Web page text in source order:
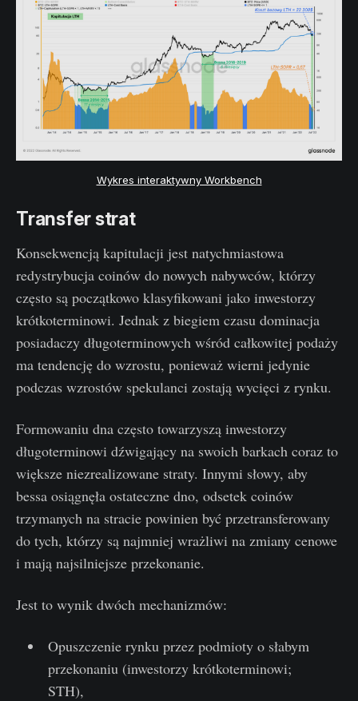
Wykres interaktywny Workbench
Transfer strat
Konsekwencją kapitulacji jest natychmiastowa
redystrybucja coinów do nowych nabywców, którzy
często są początkowo klasyfikowani jako inwestorzy
krótkoterminowi. Jednak z biegiem czasu dominacja
posiadaczy długoterminowych wśród całkowitej podaży
ma tendencję do wzrostu, ponieważ wierni jedynie
podczas wzrostów spekulanci zostają wycięci z rynku.
Formowaniu dna często towarzyszą inwestorzy
długoterminowi dźwigający na swoich barkach coraz to
większe niezrealizowane straty. Innymi słowy, aby
bessa osiągnęła ostateczne dno, odsetek coinów
trzymanych na stracie powinien być przetransferowany
do tych, którzy są najmniej wrażliwi na zmiany cenowe
i mają najsilniejsze przekonanie.
Jest to wynik dwóch mechanizmów:
Opuszczenie rynku przez podmioty o słabym
przekonaniu (inwestorzy krótkoterminowi;
STH),